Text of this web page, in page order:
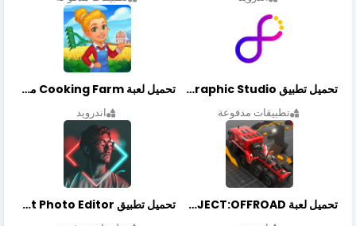
تحميل تطبيق Graphic Studio مهكر أخر إصدار
تطبيقات مدفوعة
تحميل لعبة Cooking Farm مهكرة أخر إصدار
اندرويد
تحميل لعبة PROJECT:OFFROAD مهكرة أخر إصدار تحميل تطبيق NeonArt Photo Editor مهكر أخر إصدار